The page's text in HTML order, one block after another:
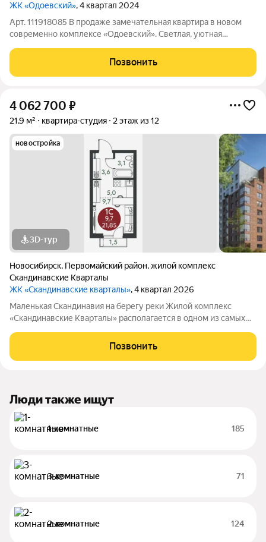
ЖК «Одоевский», 4 квартал 2024
Арт. 111918085 В продаже замечательная квартира в новом
современно комплексе «Одоевский». Светлая, уютная
дома, над вами высокий технический этаж и не каких соседей
сверху. Новый современный
Позвонить
4 062 700 ₽
21,9 м² квартира-студия 2 этаж из 12
новостройка
3D-тур
Новосибирск, Первомайский район,жилой комплекс
Скандинавские Кварталы
ЖК «Скандинавские кварталы», 4 квартал 2026
Маленькая Скандинавия на берегу реки Жилой комплекс
«Скандинавские Кварталы» располагается в одном из самых
за ней открываются прекрасные виды на холмы и нетронутую
природу. Уникальная
Позвонить
Люди также ищут
1-комнатные 185
3-комнатные 71
2-комнатные 124